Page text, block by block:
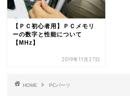
【ＰＣ初心者用】ＰＣメモリ
ーの数字と性能について
【MHz】
2019年11月27日
HOME PCパーツ